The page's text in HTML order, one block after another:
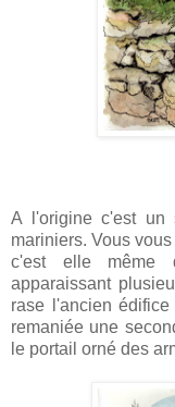
A l'origine c'est un
mariniers. Vous
c'est elle même
apparaissant
rase l'ancien
remaniée une
le portail orné des